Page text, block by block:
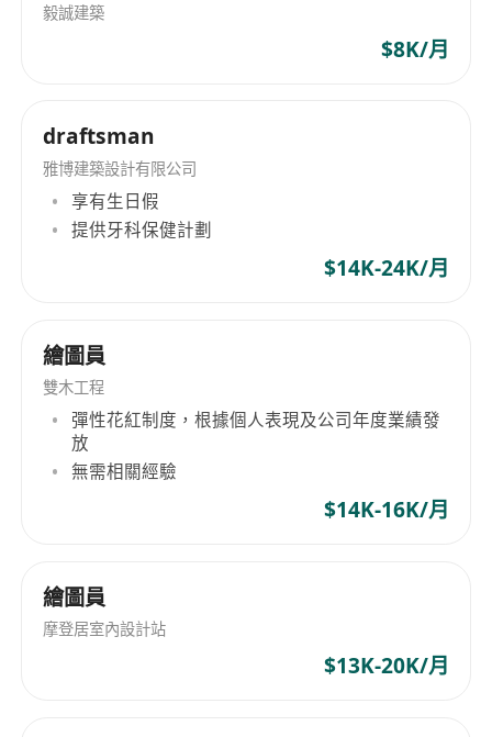
毅誠建築
$8K/月
draftsman
雅博建築設計有限公司
享有生日假
提供牙科保健計劃
$14K-24K/月
繪圖員
雙木工程
彈性花紅制度，根據個人表現及公司年度業績發
放
無需相關經驗
$14K-16K/月
繪圖員
摩登居室內設計站
$13K-20K/月